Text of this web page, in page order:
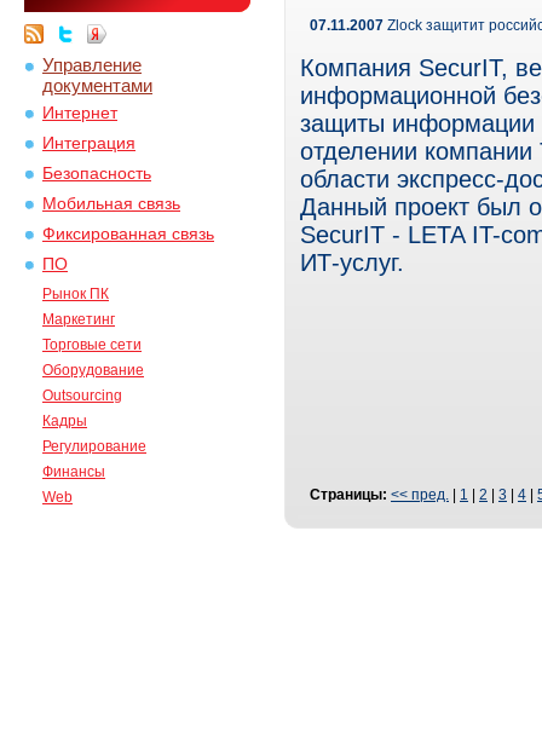
Управление
документами
Интернет
Интеграция
Безопасность
Мобильная связь
Фиксированная связь
ПО
Рынок ПК
Маркетинг
Торговые сети
Оборудование
Outsourcing
Кадры
Регулирование
Финансы
Web
07.11.2007 Zlock защитит
Компания SecurIT,
информационной
защиты информации
отделении компании
области экспресс-
Данный проект был
SecurIT - LETA IT-
ИТ-услуг.
Страницы: << пред. 1 2 3 4